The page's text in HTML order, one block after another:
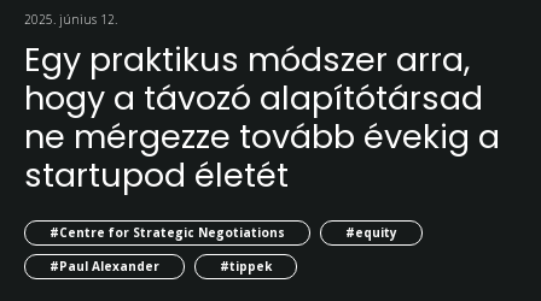
2025. június 12.
Egy praktikus módszer arra,
hogy a távozó alapítótársad
ne mérgezze tovább évekig a
startupod életét
#Centre for Strategic Negotiations
#equity
#Paul Alexander
#tippek